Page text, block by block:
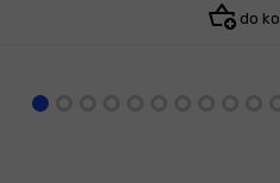
do